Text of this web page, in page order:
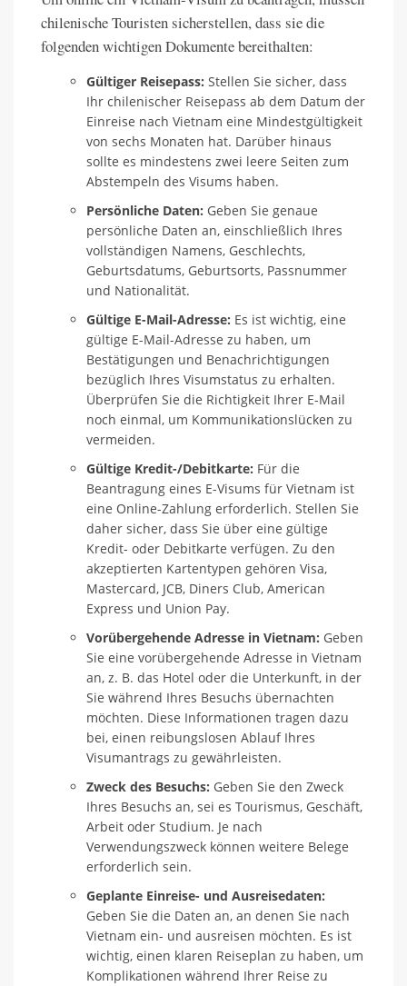
chilenische Touristen sicherstellen, dass sie die
folgenden wichtigen Dokumente bereithalten:
Gültiger Reisepass: Stellen Sie sicher, dass
Ihr chilenischer Reisepass ab dem Datum der
Einreise nach Vietnam eine Mindestgültigkeit
von sechs Monaten hat. Darüber hinaus
sollte es mindestens zwei leere Seiten zum
Abstempeln des Visums haben.
Persönliche Daten: Geben Sie genaue
persönliche Daten an, einschließlich Ihres
vollständigen Namens, Geschlechts,
Geburtsdatums, Geburtsorts, Passnummer
und Nationalität.
Gültige E-Mail-Adresse: Es ist wichtig, eine
gültige E-Mail-Adresse zu haben, um
Bestätigungen und Benachrichtigungen
bezüglich Ihres Visumstatus zu erhalten.
Überprüfen Sie die Richtigkeit Ihrer E-Mail
noch einmal, um Kommunikationslücken zu
vermeiden.
Gültige Kredit-/Debitkarte: Für die
Beantragung eines E-Visums für Vietnam ist
eine Online-Zahlung erforderlich. Stellen Sie
daher sicher, dass Sie über eine gültige
Kredit- oder Debitkarte verfügen. Zu den
akzeptierten Kartentypen gehören Visa,
Mastercard, JCB, Diners Club, American
Express und Union Pay.
Vorübergehende Adresse in Vietnam: Geben
Sie eine vorübergehende Adresse in Vietnam
an, z. B. das Hotel oder die Unterkunft, in der
Sie während Ihres Besuchs übernachten
möchten. Diese Informationen tragen dazu
bei, einen reibungslosen Ablauf Ihres
Visumantrags zu gewährleisten.
Zweck des Besuchs: Geben Sie den Zweck
Ihres Besuchs an, sei es Tourismus, Geschäft,
Arbeit oder Studium. Je nach
Verwendungszweck können weitere Belege
erforderlich sein.
Geplante Einreise- und Ausreisedaten:
Geben Sie die Daten an, an denen Sie nach
Vietnam ein- und ausreisen möchten. Es ist
wichtig, einen klaren Reiseplan zu haben, um
Komplikationen während Ihrer Reise zu